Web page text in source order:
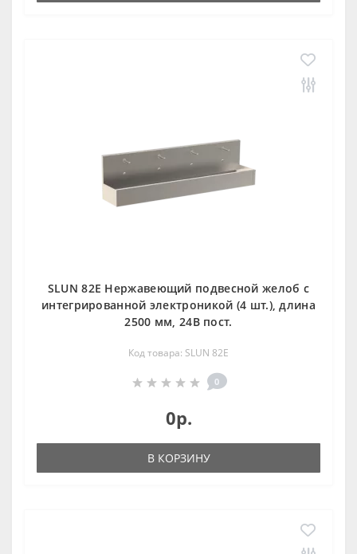
SLUN 82E Нержавеющий подвесной желоб с
интегрированной электроникой (4 шт.), длина
2500 мм, 24В пост.
Код товара: SLUN 82E
0
0р.
В КОРЗИНУ